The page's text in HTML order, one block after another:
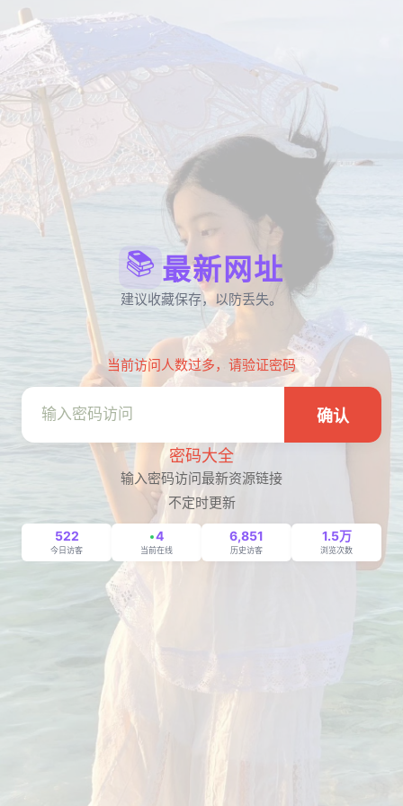
📚 最新网址
建议收藏保存，以防丢失。
当前访问人数过多，请验证密码
确认
密码大全
输入密码访问最新资源链接
不定时更新
522
今日访客
4
当前在线
6,851
历史访客
1.5万
浏览次数